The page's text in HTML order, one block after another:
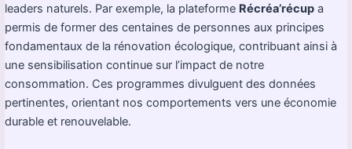
leaders naturels. Par exemple, la plateforme Récréa’récup a
permis de former des centaines de personnes aux principes
fondamentaux de la rénovation écologique, contribuant ainsi à
une sensibilisation continue sur l’impact de notre
consommation. Ces programmes divulguent des données
pertinentes, orientant nos comportements vers une économie
durable et renouvelable.